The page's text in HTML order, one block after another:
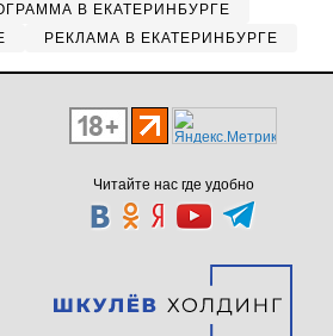
В ЕКАТЕРИНБУРГЕ
РЕКЛАМА В ЕКАТЕРИНБУРГЕ
Читайте нас где удобно